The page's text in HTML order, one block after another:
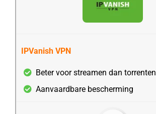
IPVanish VPN
Beter voor streamen dan torrenten
Aanvaardbare bescherming